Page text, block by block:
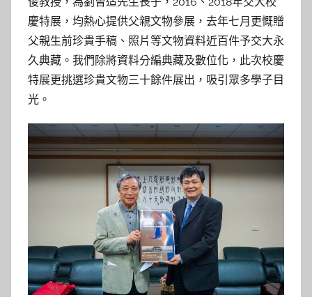
慶特展，均熱心提供父親文物參展，去年七月更慨贈
父親生前珍貴手稿、照片等文物資料近百件予交大永
久典藏。我們除將資料分編典藏及數位化，此次校慶
特展更挑選珍貴文物三十餘件展出，吸引眾多學子目
光。